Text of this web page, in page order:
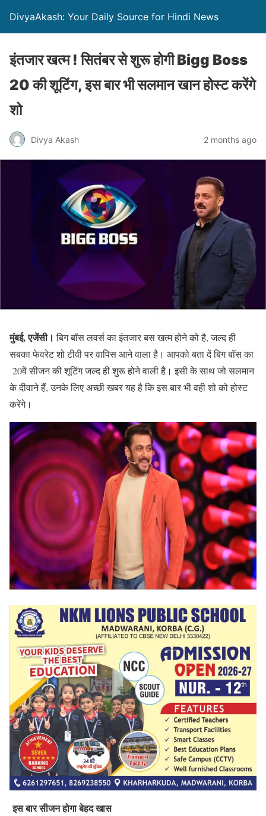
DivyaAkash: Your Daily Source for Hindi News
इंतजार खत्म ! सितंबर से शुरू होगी Bigg Boss
20 की शूटिंग, इस बार भी सलमान खान होस्ट करेंगे
शो
Divya Akash 2 months ago
मुंबई, एजेंसी।बिग बॉस लवर्स का इंतजार बस खत्म होने को है, जल्द ही
सबका फेवरेट शो टीवी पर वापिस आने वाला है। आपको बता दें बिग बॉस का
20वें सीजन की शूटिंग जल्द ही शुरू होने वाली है। इसी के साथ जो सलमान
के दीवाने हैं, उनके लिए अच्छी खबर यह है कि इस बार भी वही शो को होस्ट
करेंगे।
इस बार सीजन होगा बेहद खास